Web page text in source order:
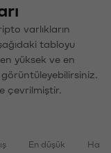
varlıkların
tabloyu
yüksek ve en
çevrilmiştir.
En düşük